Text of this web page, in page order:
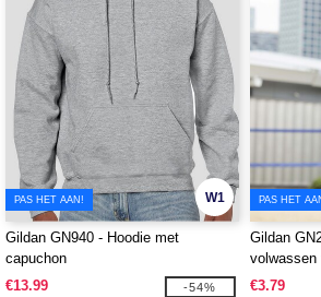
W1
PAS HET AAN!
Gildan GN940 - Hoodie met
capuchon
€13.99
-54%
PAS HET
Gildan
volwassen
€3.79